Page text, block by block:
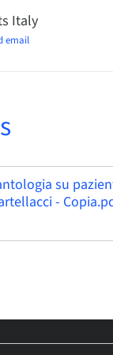
Italy
email
su
-